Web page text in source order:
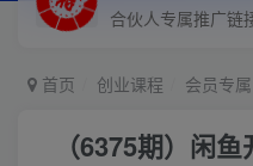
合伙人专属推广链
首页 创业课程 会员专属
（6375期）闲